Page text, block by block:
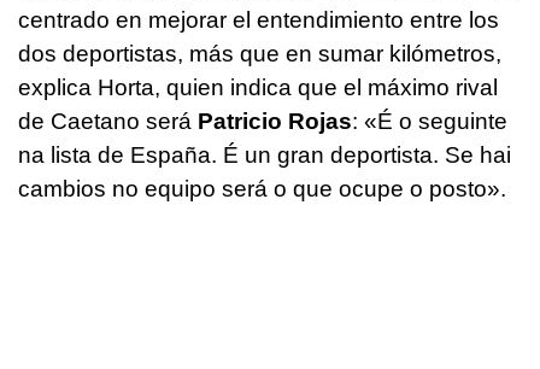
centrado en mejorar el entendimiento entre los
dos deportistas, más que en sumar kilómetros,
explica Horta, quien indica que el máximo rival
de Caetano será Patricio Rojas: «É o seguinte
na lista de España. É un gran deportista. Se hai
cambios no equipo será o que ocupe o posto».